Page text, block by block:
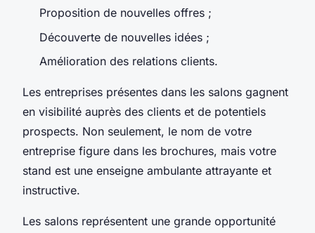
Proposition de nouvelles offres ;
Découverte de nouvelles idées ;
Amélioration des relations clients.
Les entreprises présentes dans les salons gagnent
en visibilité auprès des clients et de potentiels
prospects. Non seulement, le nom de votre
entreprise figure dans les brochures, mais votre
stand est une enseigne ambulante attrayante et
instructive.
Les salons représentent une grande opportunité